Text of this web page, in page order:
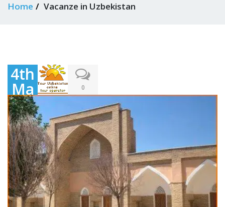
Home Vacanze in Uzbekistan
4th
Ma
y
202
5
0